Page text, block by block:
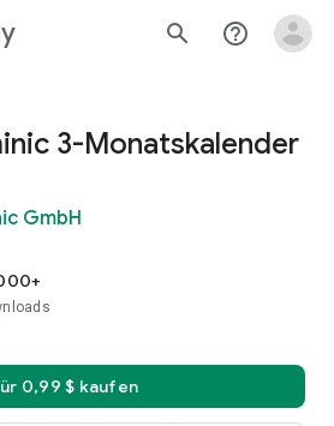
search help_outline
3-Monatskalender
GmbH
0,99 $ kaufen